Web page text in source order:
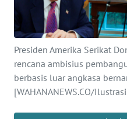
Presiden Amerika Serikat
rencana ambisius
berbasis luar angkasa
[WAHANANEWS.CO/
SERBA-SERBI
PENDIDIKAN
OLAHRAGA